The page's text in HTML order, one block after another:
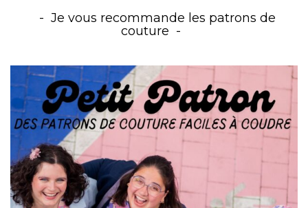
Je vous recommande les patrons de
couture